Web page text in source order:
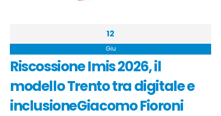
12
Giu
Riscossione Imis 2026, il
modello Trento tra digitale e
inclusioneGiacomo Fioroni